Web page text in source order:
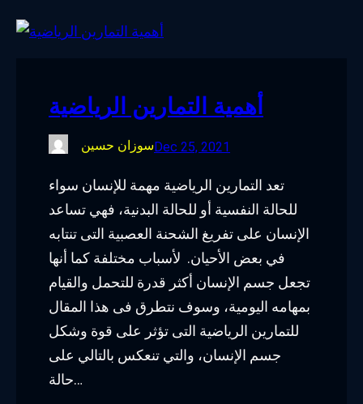
أهمية التمارين الرياضية
سوزان حسين Dec 25, 2021
تعد التمارين الرياضية مهمة للإنسان سواء
للحالة النفسية أو للحالة البدنية، فهي تساعد
الإنسان على تفريغ الشحنة العصبية التى تنتابه
في بعض الأحيان. لأسباب مختلفة كما أنها
تجعل جسم الإنسان أكثر قدرة للتحمل والقيام
بمهامه اليومية، وسوف نتطرق فى هذا المقال
للتمارين الرياضية التى تؤثر على قوة وشكل
جسم الإنسان، والتي تنعكس بالتالي على
حالة…